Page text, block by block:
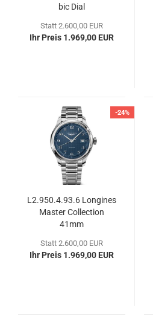
bic Dial
Statt 2.600,00 EUR
Ihr Preis 1.969,00 EUR
-24%
L2.950.4.93.6 Lon­gi­nes
Mas­ter Coll­ec­tion
41mm
Statt 2.600,00 EUR
Ihr Preis 1.969,00 EUR